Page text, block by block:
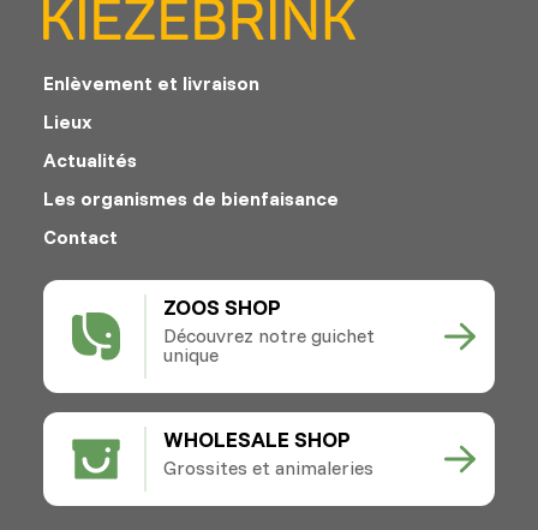
ZOOS SHOP
Découvrez notre guichet
unique
WHOLESALE SHOP
Grossites et animaleries
Enlèvement et livraison
Lieux
Actualités
Les organismes de bienfaisance
Contact